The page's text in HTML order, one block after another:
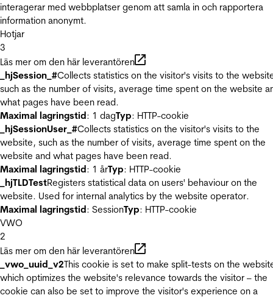
interagerar med webbplatser genom att samla in och rapportera
information anonymt.
Hotjar
3
Läs mer om den här leverantören
_hjSession_#Collects statistics on the visitor's visits to the
such as the number of visits, average time spent on the website
what pages have been read.
Maximal lagringstid: 1 dagTyp: HTTP-cookie
_hjSessionUser_#Collects statistics on the visitor's visits to the
website, such as the number of visits, average time spent on the
website and what pages have been read.
Maximal lagringstid: 1 årTyp: HTTP-cookie
_hjTLDTestRegisters statistical data on users' behaviour on the
website. Used for internal analytics by the website operator.
Maximal lagringstid: SessionTyp: HTTP-cookie
VWO
2
Läs mer om den här leverantören
_vwo_uuid_v2This cookie is set to make split-tests on the
which optimizes the website's relevance towards the visitor – the
cookie can also be set to improve the visitor's experience on a